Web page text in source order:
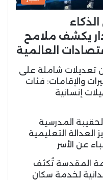
يكشف ملامح
العالمية
تعديلات شاملة على
والإقامات: فئات
إنسانية
المدرسية
العدالة التعليمية
عن الأسر
المقدسة تُكثف
لخدمة سكان